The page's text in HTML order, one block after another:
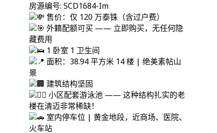
房源编号: SCD1684-Im
售价：仅 120 万泰铢（含过户费）
外籍配额可买 —— 立即购买，无任何隐
藏费用
1 卧室 1 卫生间
面积：38.94 平方米 14 楼 | 绝美素帖山
景
建筑结构坚固
小区配套游泳池 —— 这种结构扎实的老
楼在清迈非常稀缺！
室内停车位 | 黄金地段，近商场、医院、
火车站